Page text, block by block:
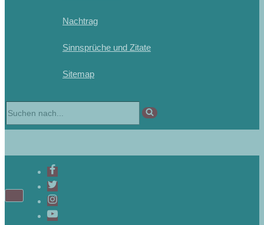
Nachtrag
Sinnsprüche und Zitate
Sitemap